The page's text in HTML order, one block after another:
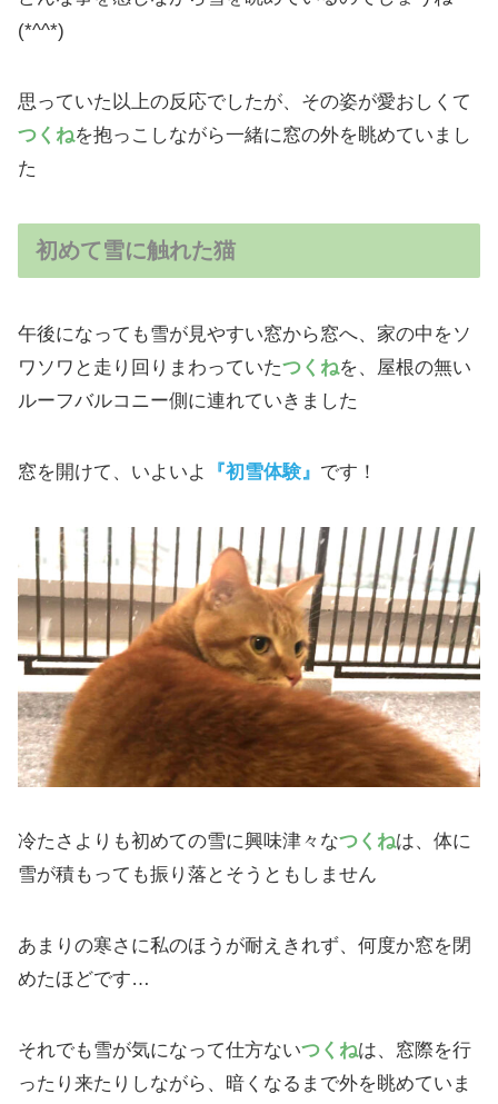
(*^^*)
思っていた以上の反応でしたが、その姿が愛おしくて
つくねを抱っこしながら一緒に窓の外を眺めていまし
た
初めて雪に触れた猫
午後になっても雪が見やすい窓から窓へ、家の中をソ
ワソワと走り回りまわっていたつくねを、屋根の無い
ルーフバルコニー側に連れていきました
窓を開けて、いよいよ 『初雪体験』 です！
冷たさよりも初めての雪に興味津々なつくねは、体に
雪が積もっても振り落とそうともしません
あまりの寒さに私のほうが耐えきれず、何度か窓を閉
めたほどです…
それでも雪が気になって仕方ないつくねは、窓際を行
ったり来たりしながら、暗くなるまで外を眺めていま